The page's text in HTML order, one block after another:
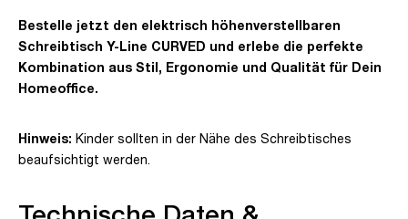
Bestelle jetzt den elektrisch höhenverstellbaren
Schreibtisch Y-Line CURVED und erlebe die perfekte
Kombination aus Stil, Ergonomie und Qualität für Dein
Homeoffice.
Hinweis: Kinder sollten in der Nähe des Schreibtisches
beaufsichtigt werden.